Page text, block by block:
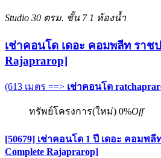
Studio 30 ตรม. ชั้น 7 1 ห้องน้ำ
เช่าคอนโด เดอะ คอมพลีท ราช
Rajaprarop]
(613 เมตร ==> เช่าคอนโด
ทรัพย์โครงการ(ใหม่) 0%Off
[50679] เช่าคอนโด 1 ปี เดอะ คอมพ
Complete Rajaprarop]